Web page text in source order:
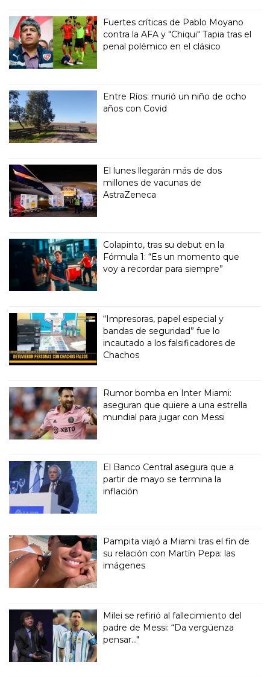
Fuertes críticas de Pablo Moyano
contra la AFA y "Chiqui" Tapia tras el
penal polémico en el clásico
Entre Ríos: murió un niño de ocho
años con Covid
El lunes llegarán más de dos
millones de vacunas de
AstraZeneca
Colapinto, tras su debut en la
Fórmula 1: “Es un momento que
voy a recordar para siempre”
“Impresoras, papel especial y
bandas de seguridad” fue lo
incautado a los falsificadores de
Chachos
Rumor bomba en Inter Miami:
aseguran que quiere a una estrella
mundial para jugar con Messi
El Banco Central asegura que a
partir de mayo se termina la
inflación
Pampita viajó a Miami tras el fin de
su relación con Martín Pepa: las
imágenes
Milei se refirió al fallecimiento del
padre de Messi: “Da vergüenza
pensar..."